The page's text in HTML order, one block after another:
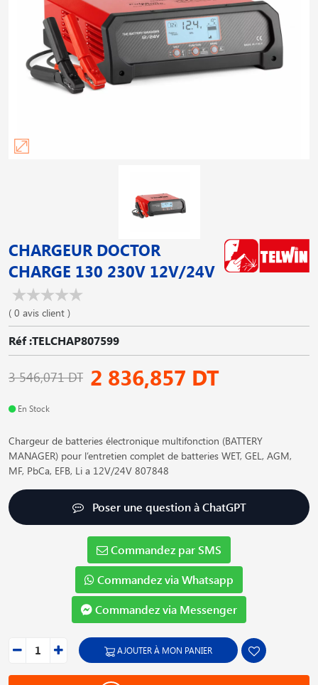
CHARGEUR DOCTOR
CHARGE 130 230V 12V/24V
( 0 avis client )
Réf :TELCHAP807599
3 546,071 DT 2 836,857 DT
En Stock
Chargeur de batteries électronique multifonction (BATTERY
MANAGER) pour l’entretien complet de batteries WET, GEL, AGM,
MF, PbCa, EFB, Li a 12V/24V 807848
Poser une question à ChatGPT
Commandez par SMS
Commandez via Whatsapp
Commandez via Messenger
AJOUTER À MON PANIER